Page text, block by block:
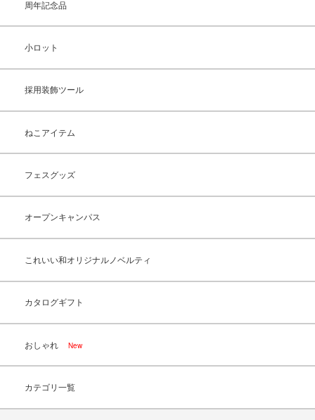
周年記念品
小ロット
採用装飾ツール
ねこアイテム
フェスグッズ
オープンキャンパス
これいい和オリジナルノベルティ
カタログギフト
おしゃれ New
カテゴリ一覧